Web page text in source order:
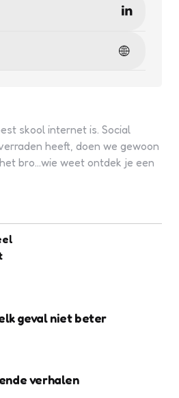
skool internet is. Social
heeft, doen we gewoon
bro...wie weet ontdek je een
geval niet beter
verhalen